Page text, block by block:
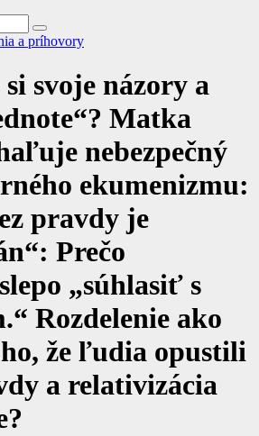
a príhovory
svoje názory a
Matka
nebezpečný
ekumenizmu:
pravdy je
Prečo
„súhlasiť s
Rozdelenie ako
že ľudia opustili
a relativizácia